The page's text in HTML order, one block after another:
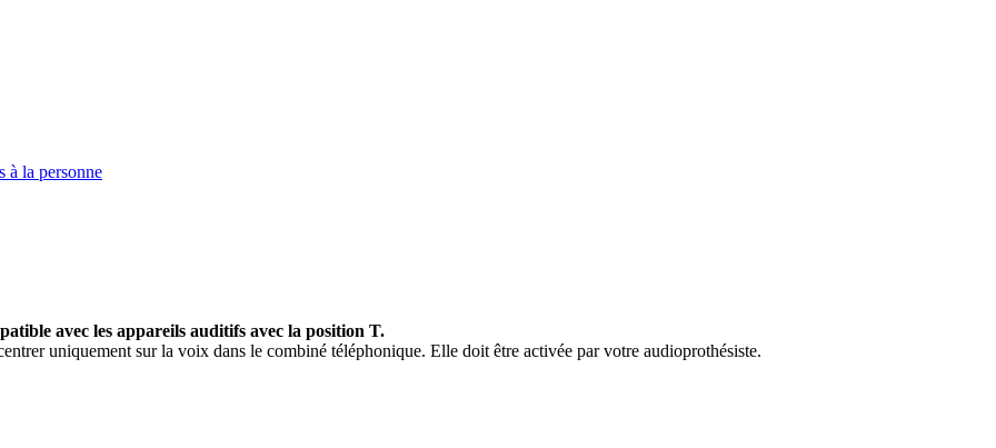
à la personne
avec les appareils auditifs avec la position T.
uniquement sur la voix dans le combiné téléphonique. Elle doit être activée par votre audioprothésiste.